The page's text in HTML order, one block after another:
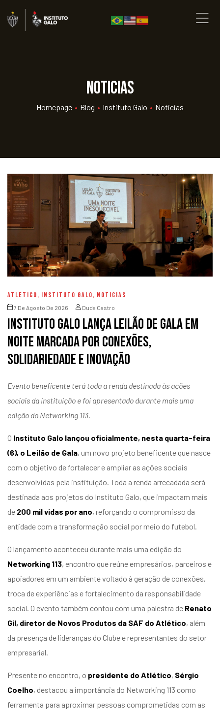
Noticias
Homepage • Blog • Instituto Galo • Noticias
ATLETICO, INSTITUTO GALO, NOTICIAS
7 De Agosto De 2026 Duda Castro
Instituto Galo lança Leilão de Gala em
noite marcada por conexões,
solidariedade e inovação
Evento beneficente terá toda a renda destinada às ações
sociais da instituição e foi apresentado durante mais uma
edição do Networking 113.
O Instituto Galo lançou oficialmente, nesta quarta-feira
(6), o Leilão de Gala, um novo projeto beneficente que nasce
com o objetivo de fortalecer e ampliar as ações sociais
desenvolvidas pela instituição. Toda a renda arrecadada será
destinada aos projetos do Instituto Galo, que impactam mais
de 200 mil vidas por ano, reforçando o compromisso da
entidade com a transformação social por meio do futebol.
O lançamento aconteceu durante mais uma edição do
Networking 113, encontro que reúne empresários, parceiros e
apoiadores em um ambiente voltado à geração de conexões,
troca de experiências e fortalecimento da responsabilidade
social. O evento também contou com uma palestra de Renato
Gil, diretor de Novos Produtos da SAF do Atlético, além
da presença de lideranças do Clube e representantes do setor
empresarial.
Presente no encontro, o presidente do Atlético, Sérgio
Coelho, destacou a importância do Networking 113 como
ferramenta para aproximar pessoas comprometidas com as